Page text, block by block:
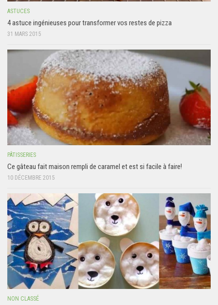
ASTUCES
4 astuce ingénieuses pour transformer vos restes de pizza
31 MARS 2015
PÂTISSERIES
Ce gâteau fait maison rempli de caramel et est si facile à faire!
10 DÉCEMBRE 2015
NON CLASSÉ